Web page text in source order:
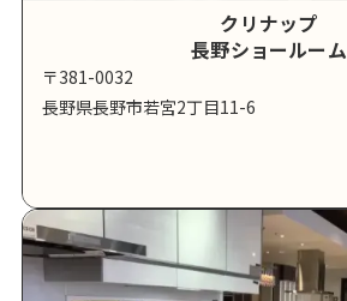
クリナップ
長野ショールーム
〒381-0032
長野県長野市若宮2丁目11-6